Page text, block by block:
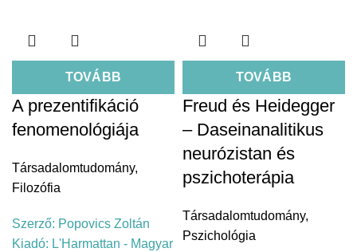
TOVÁBB
A prezentifikáció
fenomenológiája
Társadalomtudomány,
Filozófia
Szerző: Popovics Zoltán
Kiadó: L'Harmattan - Magyar
TOVÁBB
Freud és Heidegger
– Daseinanalitikus
neurózistan és
pszichoterápia
Társadalomtudomány,
Pszichológia